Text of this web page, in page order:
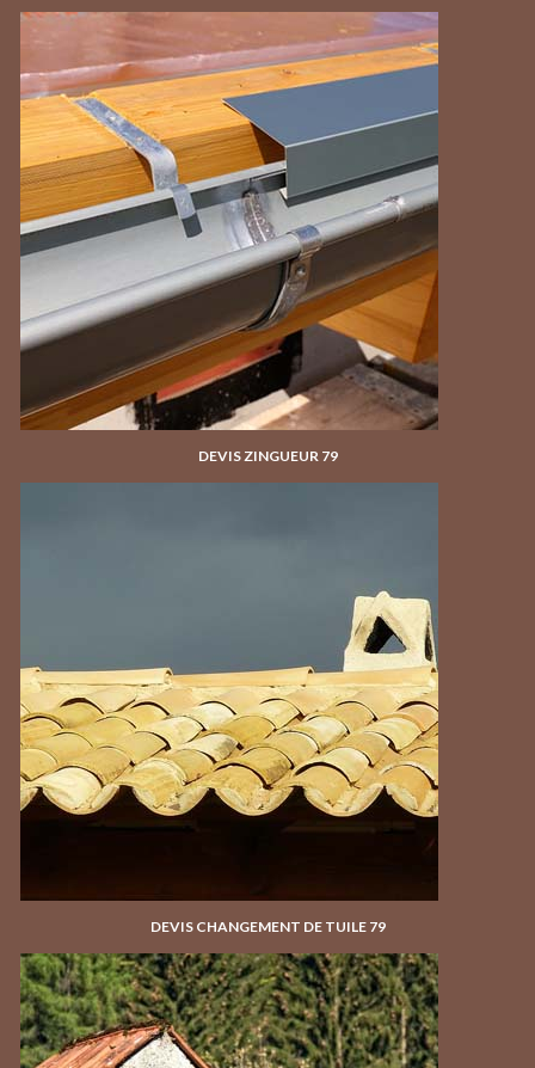
DEVIS ZINGUEUR 79
DEVIS CHANGEMENT DE TUILE 79